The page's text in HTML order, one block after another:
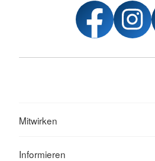
Mitwirken
Informieren